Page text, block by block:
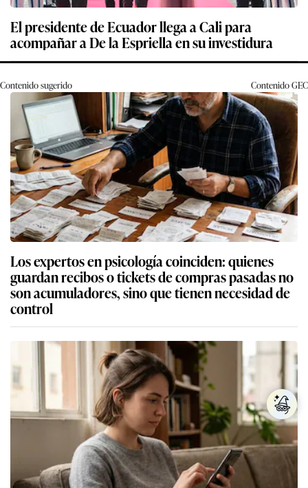
El presidente de Ecuador llega a Cali para
acompañar a De la Espriella en su investidura
Contenido sugerido ContenidoGEC
Los expertos en psicología coinciden: quienes
guardan recibos o tickets de compras pasadas no
son acumuladores, sino que tienen necesidad de
control